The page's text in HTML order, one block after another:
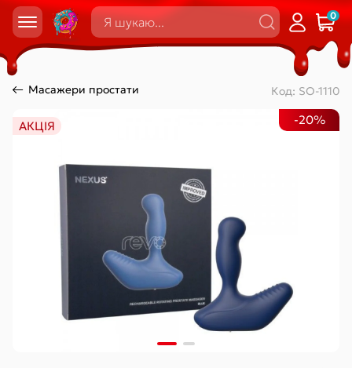
0
Масажери простати Код: SO-1110
АКЦІЯ -20%